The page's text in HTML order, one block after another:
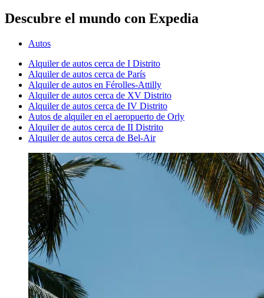
Descubre el mundo con Expedia
Autos
Alquiler de autos cerca de I Distrito
Alquiler de autos cerca de París
Alquiler de autos en Férolles-Attilly
Alquiler de autos cerca de XV Distrito
Alquiler de autos cerca de IV Distrito
Autos de alquiler en el aeropuerto de Orly
Alquiler de autos cerca de II Distrito
Alquiler de autos cerca de Bel-Air